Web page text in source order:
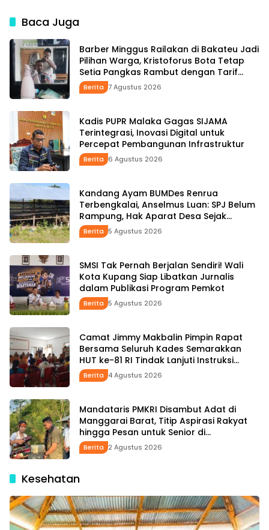
Instruksi Bupati SBS dan
Wabup HMS
Baca Juga
Barber Minggus Railakan di Bakateu Jadi
Pilihan Warga, Kristoforus Bota Tetap
Setia Pangkas Rambut dengan Tarif
Rp15 Ribu per Kepala
Berita 7 Agustus 2026
Kadis PUPR Malaka Gagas SIJAMA
Terintegrasi, Inovasi Digital untuk
Percepat Pembangunan Infrastruktur
Berita 6 Agustus 2026
Kandang Ayam BUMDes Renrua
Terbengkalai, Anselmus Luan: SPJ Belum
Rampung, Hak Aparat Desa Sejak
Januari Belum Dibayar
Berita 5 Agustus 2026
SMSI Tak Pernah Berjalan Sendiri! Wali
Kota Kupang Siap Libatkan Jurnalis
dalam Publikasi Program Pemkot
Berita 5 Agustus 2026
Camat Jimmy Makbalin Pimpin Rapat
Bersama Seluruh Kades Semarakkan
HUT ke-81 RI Tindak Lanjuti Instruksi
Bupati SBS dan Wabup HMS
Berita 4 Agustus 2026
Mandataris PMKRI Disambut Adat di
Manggarai Barat, Titip Aspirasi Rakyat
hingga Pesan untuk Senior di
Pemerintahan
Berita 2 Agustus 2026
Kesehatan